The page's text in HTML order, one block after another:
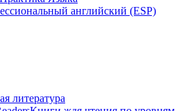
английский (ESP)
литература